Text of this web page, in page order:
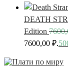
DEATH
Edition
7600,00 ₽.